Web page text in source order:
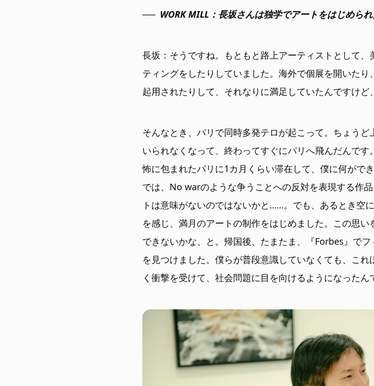
WORK MILL：長坂さんは独学でアートをはじめられ
長坂：そうですね。もともと路上アーティストとして
ティングをしたりしていました。海外で個展を開いた
起用されたりして、それなりに満足していたんですけど
そんなとき、パリで同時多発テロが起こって。ちょう
いられなくなって、終わってすぐにパリへ飛んだんで
怖に包まれたパリに1カ月くらい滞在して、僕に何がで
では、No warのような争うことへの反対を表現する作
トは意味がないのではないかと……。でも、あるとき空
を感じ、満月のアートの制作をはじめました。この思
できないかな、と。帰国後、たまたま、『Forbes』で
を見つけました。僕らが普段意識していなくても、こ
く衝撃を受けて、社会問題に目を向けるようになったん